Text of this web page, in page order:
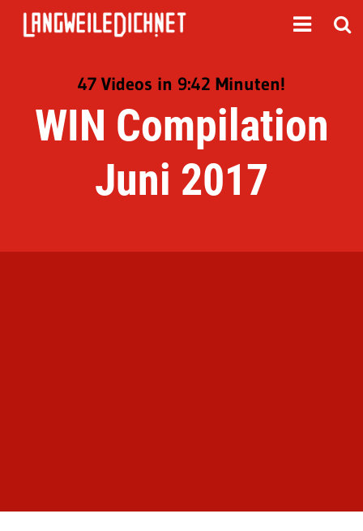
47 Videos in 9:42 Minuten!
WIN Compilation
Juni 2017